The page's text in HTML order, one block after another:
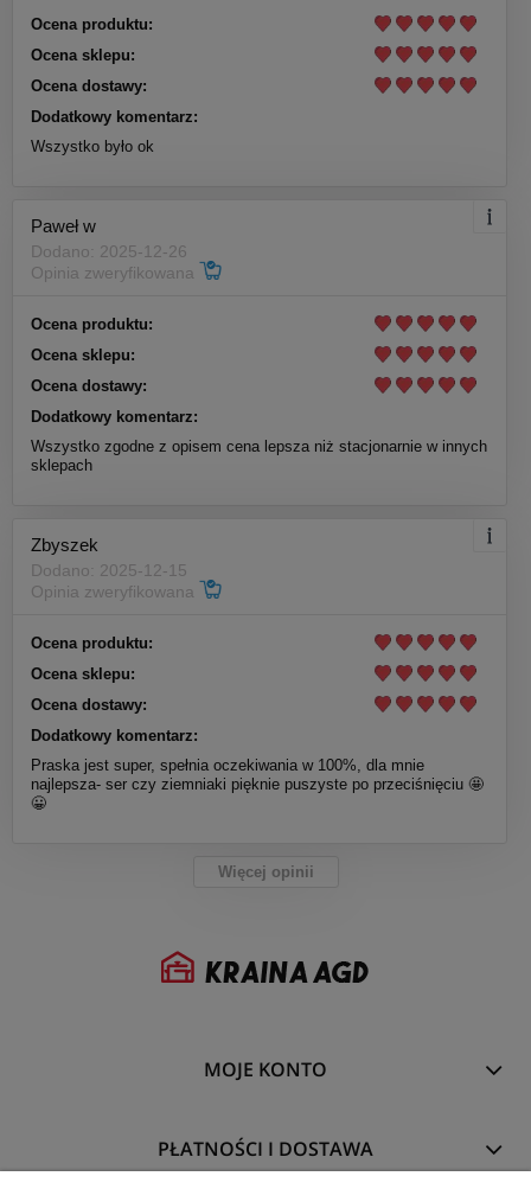
Ocena produktu:
Ocena sklepu:
Ocena dostawy:
Dodatkowy komentarz:
Wszystko było ok
Paweł w
Dodano: 2025-12-26
Opinia zweryfikowana
Ocena produktu:
Ocena sklepu:
Ocena dostawy:
Dodatkowy komentarz:
Wszystko zgodne z opisem cena lepsza niż stacjonarnie w innych
sklepach
Zbyszek
Dodano: 2025-12-15
Opinia zweryfikowana
Ocena produktu:
Ocena sklepu:
Ocena dostawy:
Dodatkowy komentarz:
Praska jest super, spełnia oczekiwania w 100%, dla mnie
najlepsza- ser czy ziemniaki pięknie puszyste po przeciśnięciu 🤩
😀
Więcej opinii
MOJE KONTO
PŁATNOŚCI I DOSTAWA